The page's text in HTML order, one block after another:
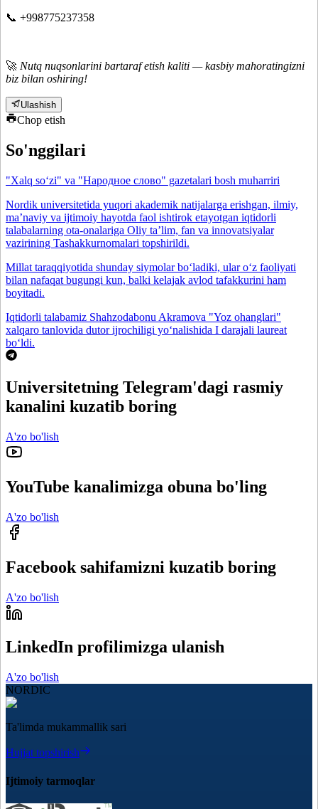
📞 +998775237358
🚀 Nutq nuqsonlarini bartaraf etish kaliti — kasbiy mahoratingizni
biz bilan oshiring!
Ulashish
Chop etish
So'nggilari
"Xalq so‘zi" va "Народное слово" gazetalari bosh muharriri
Nordik universitetida yuqori akademik natijalarga erishgan, ilmiy,
maʼnaviy va ijtimoiy hayotda faol ishtirok etayotgan iqtidorli
talabalarning ota-onalariga Oliy taʼlim, fan va innovatsiyalar
vazirining Tashakkurnomalari topshirildi.
Millat taraqqiyotida shunday siymolar bo‘ladiki, ular o‘z faoliyati
bilan nafaqat bugungi kun, balki kelajak avlod tafakkurini ham
boyitadi.
Iqtidorli talabamiz Shahzodabonu Akramova "Yoz ohanglari"
xalqaro tanlovida dutor ijrochiligi yo‘nalishida I darajali laureat
bo‘ldi.
Universitetning Telegram'dagi rasmiy
kanalini kuzatib boring
A'zo bo'lish
YouTube kanalimizga obuna bo'ling
A'zo bo'lish
Facebook sahifamizni kuzatib boring
A'zo bo'lish
LinkedIn profilimizga ulanish
A'zo bo'lish
NORDIC
Ta'limda mukammallik sari
Hujjat topshirish
Ijtimoiy tarmoqlar